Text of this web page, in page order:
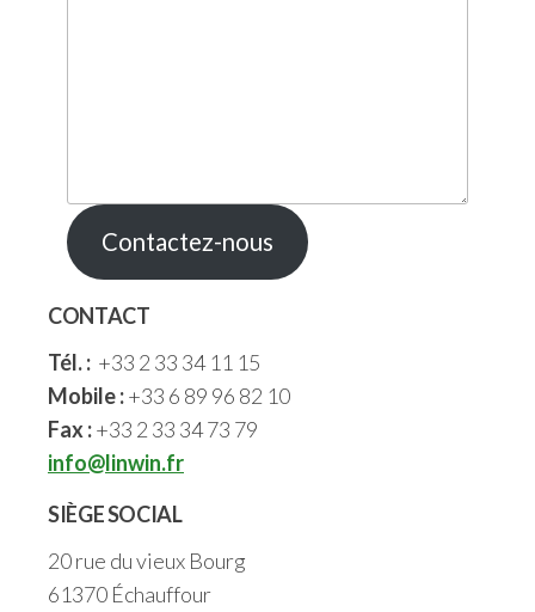
Contactez-nous
CONTACT
Tél. : +33 2 33 34 11 15
Mobile :+33 6 89 96 82 10
Fax :+33 2 33 34 73 79
info@linwin.fr
SIÈGE SOCIAL
20 rue du vieux Bourg
61370 Échauffour